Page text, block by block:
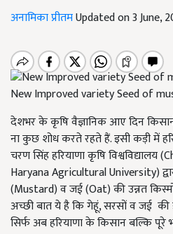
अनामिका प्रीतमUpdated on 3 June,
New Improved variety Seed of
देशभर के कृषि वैज्ञानिक आए दिन
ना कुछ शोध करते रहते हैं. इसी कड़ी में
चरण सिंह हरियाणा कृषि विश्वविद्यालय
Haryana Agricultural University)
(Mustard) व जई (Oat) की उन्नत
अच्छी बात ये है कि गेहूं, सरसों व जई की
सिर्फ अब हरियाणा के किसान बल्कि